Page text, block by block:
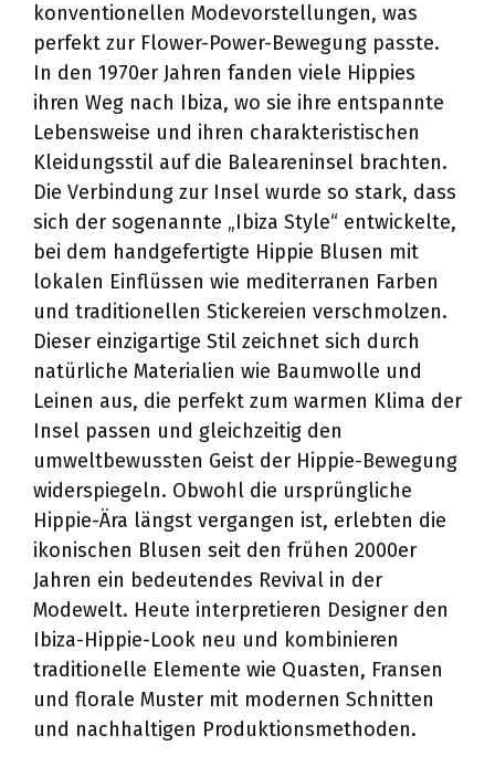
konventionellen Modevorstellungen, was
perfekt zur Flower-Power-Bewegung passte.
In den 1970er Jahren fanden viele Hippies
ihren Weg nach Ibiza, wo sie ihre entspannte
Lebensweise und ihren charakteristischen
Kleidungsstil auf die Baleareninsel brachten.
Die Verbindung zur Insel wurde so stark, dass
sich der sogenannte „Ibiza Style“ entwickelte,
bei dem handgefertigte Hippie Blusen mit
lokalen Einflüssen wie mediterranen Farben
und traditionellen Stickereien verschmolzen.
Dieser einzigartige Stil zeichnet sich durch
natürliche Materialien wie Baumwolle und
Leinen aus, die perfekt zum warmen Klima der
Insel passen und gleichzeitig den
umweltbewussten Geist der Hippie-Bewegung
widerspiegeln. Obwohl die ursprüngliche
Hippie-Ära längst vergangen ist, erlebten die
ikonischen Blusen seit den frühen 2000er
Jahren ein bedeutendes Revival in der
Modewelt. Heute interpretieren Designer den
Ibiza-Hippie-Look neu und kombinieren
traditionelle Elemente wie Quasten, Fransen
und florale Muster mit modernen Schnitten
und nachhaltigen Produktionsmethoden.